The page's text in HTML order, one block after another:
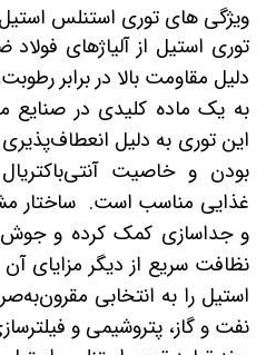
ویژگی های توری استنلس
توری استیل از آلیاژهای
دلیل مقاومت بالا در برابر
به یک ماده کلیدی در
این توری به دلیل
بودن و خاصیت
غذایی مناسب است. ساختار
و جداسازی کمک کرده و
نظافت سریع از دیگر مزایای
استیل را به انتخابی
نفت و گاز، پتروشیمی و